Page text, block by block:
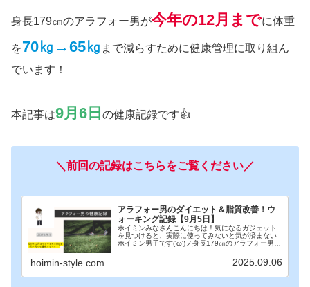
身長179㎝のアラフォー男が今年の12月までに体重
を70㎏→65㎏ まで減らすために健康管理に取り組ん
でいます！
本記事は9月6日 の健康記録です👍
＼前回の記録はこちらをご覧ください／
アラフォー男のダイエット＆脂質改善！ウ
ォーキング記録【9月5日】
ホイミンみなさんこんにちは！気になるガジェット
を見つけると、実際に使ってみないと気が済まない
ホイミン男子です('ω')ノ身長179㎝のアラフォー男が
に健康管理に取り組んでいます！本記事は9...
hoimin-style.com 2025.09.06